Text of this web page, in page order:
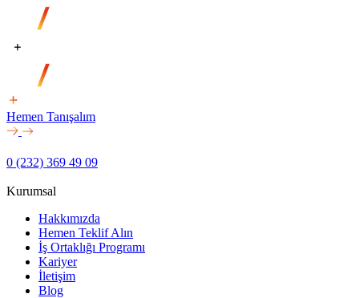
Hemen Tanışalım
0 (232) 369 49 09
Kurumsal
Hakkımızda
Hemen Teklif Alın
İş Ortaklığı Programı
Kariyer
İletişim
Blog